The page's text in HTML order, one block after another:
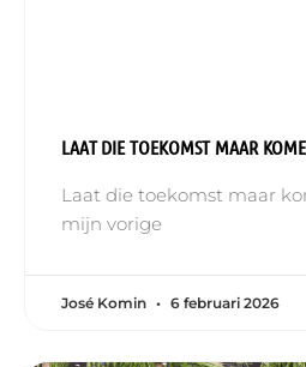
LAAT DIE TOEKOMST MAAR
Laat die toekomst maar
mijn vorige
José Komin 6 februari 2026